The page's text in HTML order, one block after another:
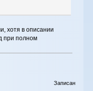
хотя в описании
при полном
Записан